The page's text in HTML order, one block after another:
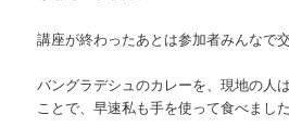
講座が終わったあとは参加者みんなで
バングラデシュのカレーを、現地の人
ことで、早速私も手を使って食べました